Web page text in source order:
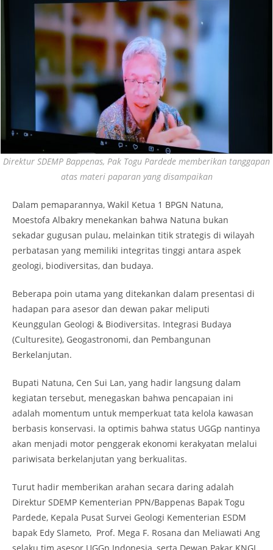
Direktur SDEMP Bappenas, Pak Togu Pardede memberikan tanggapan
atas materi paparan yang disampaikan
Dalam pemaparannya, Wakil Ketua 1 BPGN Natuna,
Moestofa Albakry menekankan bahwa Natuna bukan
sekadar gugusan pulau, melainkan titik strategis di wilayah
perbatasan yang memiliki integritas tinggi antara aspek
geologi, biodiversitas, dan budaya.
Beberapa poin utama yang ditekankan dalam presentasi di
hadapan para asesor dan dewan pakar meliputi
Keunggulan Geologi & Biodiversitas. Integrasi Budaya
(Culturesite), Geogastronomi, dan Pembangunan
Berkelanjutan.
Bupati Natuna, Cen Sui Lan, yang hadir langsung dalam
kegiatan tersebut, menegaskan bahwa pencapaian ini
adalah momentum untuk memperkuat tata kelola kawasan
berbasis konservasi. Ia optimis bahwa status UGGp nantinya
akan menjadi motor penggerak ekonomi kerakyatan melalui
pariwisata berkelanjutan yang berkualitas.
Turut hadir memberikan arahan secara daring adalah
Direktur SDEMP Kementerian PPN/Bappenas Bapak Togu
Pardede, Kepala Pusat Survei Geologi Kementerian ESDM
bapak Edy Slameto, Prof. Mega F. Rosana dan Meliawati Ang